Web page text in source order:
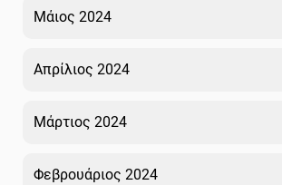
Μάιος 2024
Απρίλιος 2024
Μάρτιος 2024
Φεβρουάριος 2024